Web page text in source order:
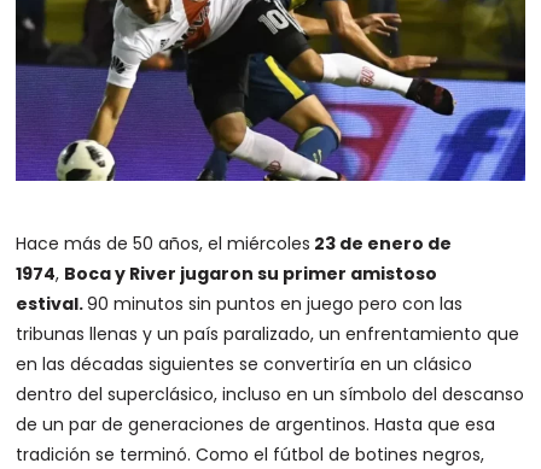
Hace más de 50 años, el miércoles 23 de enero de
1974, Boca y River jugaron su primer amistoso
estival.90 minutos sin puntos en juego pero con las
tribunas llenas y un país paralizado, un enfrentamiento que
en las décadas siguientes se convertiría en un clásico
dentro del superclásico, incluso en un símbolo del descanso
de un par de generaciones de argentinos. Hasta que esa
tradición se terminó. Como el fútbol de botines negros,